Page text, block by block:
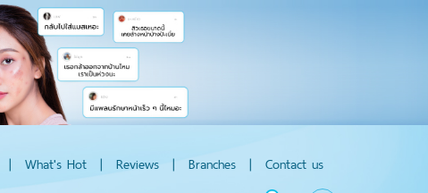
| What's Hot | Reviews | Branches | Contact us